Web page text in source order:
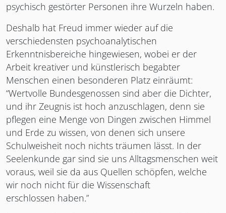
psychisch gestörter Personen ihre Wurzeln haben.
Deshalb hat Freud immer wieder auf die
verschiedensten psychoanalytischen
Erkenntnisbereiche hingewiesen, wobei er der
Arbeit kreativer und künstlerisch begabter
Menschen einen besonderen Platz einräumt:
“Wertvolle Bundesgenossen sind aber die Dichter,
und ihr Zeugnis ist hoch anzuschlagen, denn sie
pflegen eine Menge von Dingen zwischen Himmel
und Erde zu wissen, von denen sich unsere
Schulweisheit noch nichts träumen lässt. In der
Seelenkunde gar sind sie uns Alltagsmenschen weit
voraus, weil sie da aus Quellen schöpfen, welche
wir noch nicht für die Wissenschaft
erschlossen haben.”